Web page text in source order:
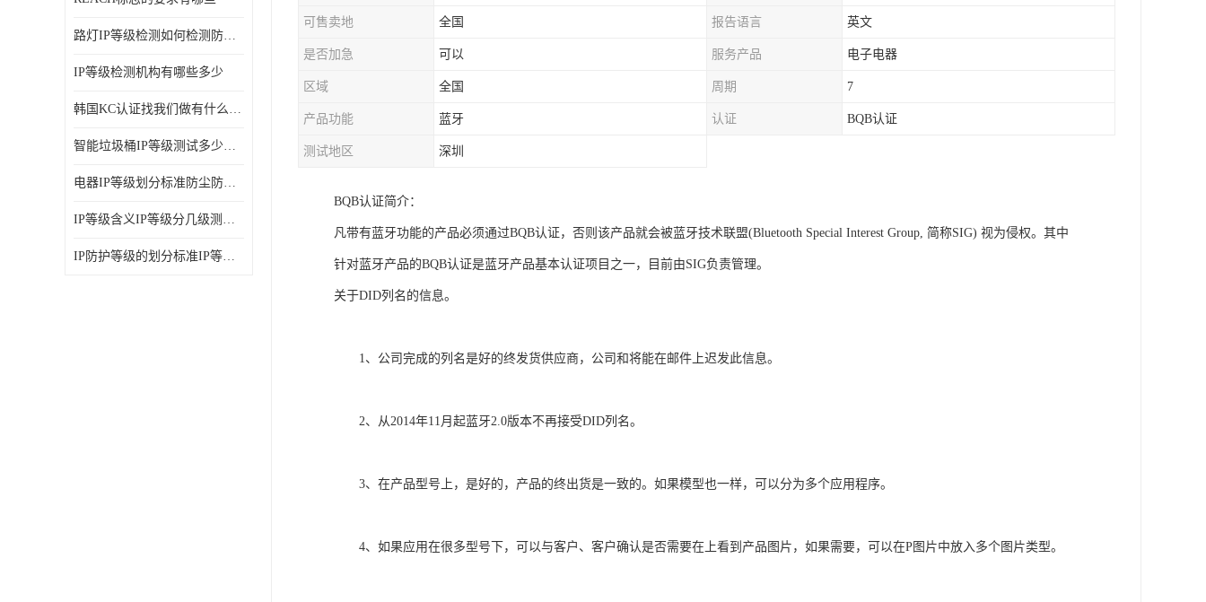
路灯IP等级检测如何检测防尘防水
IP等级检测机构有哪些多少
韩国KC认证找我们做有什么优势
智能垃圾桶IP等级测试多少钱要多久时间
电器IP等级划分标准防尘防尘IP等级测试报告
IP等级含义IP等级分几级测试容易过吗
IP防护等级的划分标准IP等级测试多少钱
可售卖地 全国 报告语言 英文
是否加急 可以 服务产品 电子电器
区域 全国 周期 7
产品功能 蓝牙 认证 BQB认证
测试地区 深圳
BQB认证简介：
凡带有蓝牙功能的产品必须通过BQB认证，否则该产品就会被蓝牙技术联盟(Bluetooth Special Interest Group, 简称SIG) 视为侵权。其中
针对蓝牙产品的BQB认证是蓝牙产品基本认证项目之一，目前由SIG负责管理。
关于DID列名的信息。
1、公司完成的列名是好的终发货供应商，公司和将能在邮件上迟发此信息。
2、从2014年11月起蓝牙2.0版本不再接受DID列名。
3、在产品型号上，是好的，产品的终出货是一致的。如果模型也一样，可以分为多个应用程序。
4、如果应用在很多型号下，可以与客户、客户确认是否需要在上看到产品图片，如果需要，可以在P图片中放入多个图片类型。